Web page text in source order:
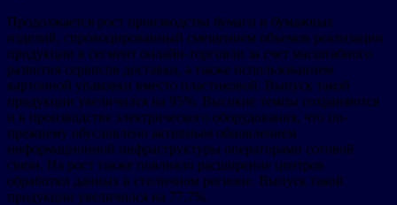
Продолжается рост производства бумаги и бумажных
изделий, спровоцированный смещением объемов реализации
продукции в сегмент онлайн-торговли за счет масштабного
развития сервисов доставки, а также использованием
картонной упаковки вместо пластиковой. Выпуск такой
продукции увеличился на 95%. Высокие темпы сохраняются
и в производстве электрического оборудования, что по-
прежнему обусловлено активным обновлением
информационной инфраструктуры операторами сотовой
связи. На рост также повлияло расширение центров
обработки данных в столичном регионе. Выпуск такой
продукции увеличился на 77,7%.